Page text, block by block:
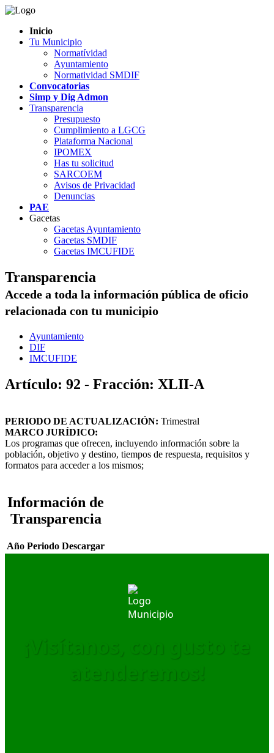
Inicio
Tu Municipio
Normatívidad
Ayuntamiento
Normatividad SMDIF
Convocatorias
Simp y Dig Admon
Transparencia
Presupuesto
Cumplimiento a LGCG
Plataforma Nacional
IPOMEX
Has tu solicitud
SARCOEM
Avisos de Privacidad
Denuncias
PAE
Gacetas
Gacetas Ayuntamiento
Gacetas SMDIF
Gacetas IMCUFIDE
Transparencia
Accede a toda la información pública de oficio
relacionada con tu municipio
Ayuntamiento
DIF
IMCUFIDE
Artículo: 92 - Fracción: XLII-A
PERIODO DE ACTUALIZACIÓN: Trimestral
MARCO JURÍDICO:
Los programas que ofrecen, incluyendo información sobre la
población, objetivo y destino, tiempos de respuesta, requisitos y
formatos para acceder a los mismos;
Información de
Transparencia
Año Periodo Descargar
¡Visítanos, con gusto te
atenderemos!